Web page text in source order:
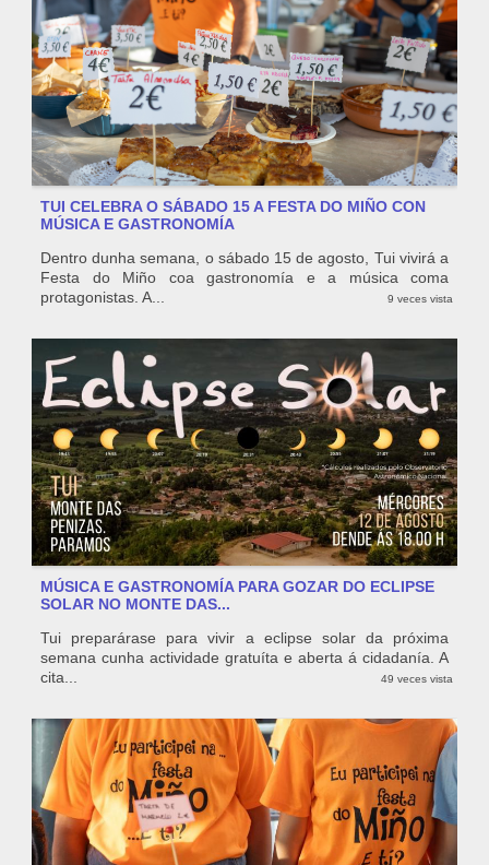
TUI CELEBRA O SÁBADO 15 A FESTA DO MIÑO CON
MÚSICA E GASTRONOMÍA
Dentro dunha semana, o sábado 15 de agosto, Tui vivirá a
Festa do Miño coa gastronomía e a música coma
protagonistas. A...
9 veces vista
MÚSICA E GASTRONOMÍA PARA GOZAR DO ECLIPSE
SOLAR NO MONTE DAS...
Tui preparárase para vivir a eclipse solar da próxima
semana cunha actividade gratuíta e aberta á cidadanía. A
cita...
49 veces vista